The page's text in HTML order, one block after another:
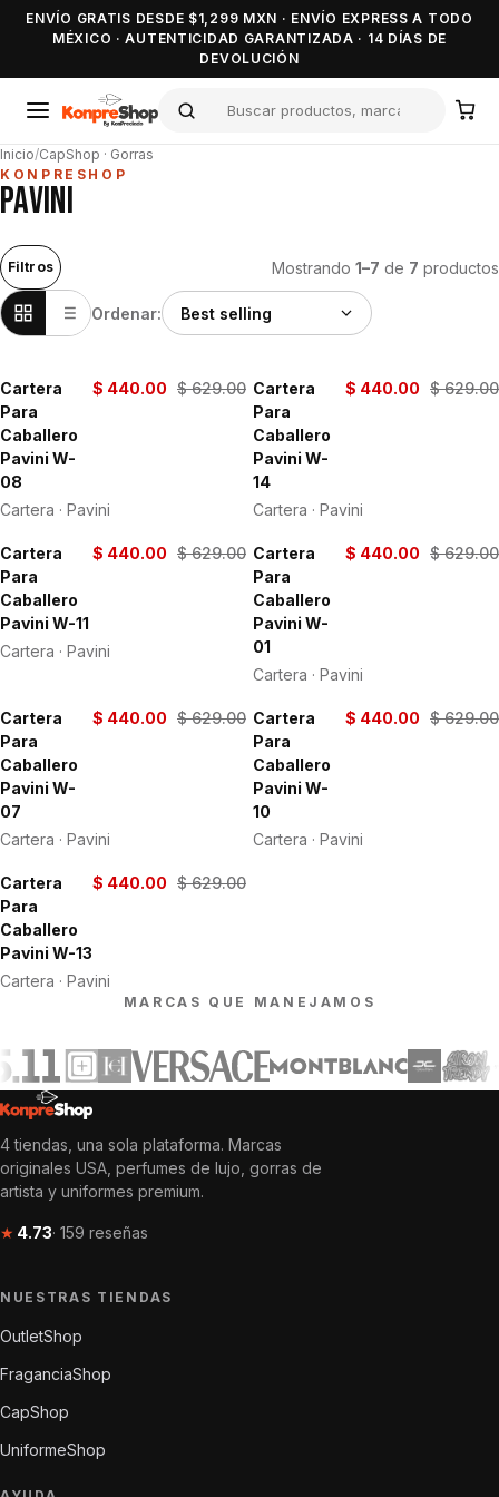
ENVÍO GRATIS DESDE $1,299 MXN · ENVÍO EXPRESS A TODO
MÉXICO · AUTENTICIDAD GARANTIZADA · 14 DÍAS DE
DEVOLUCIÓN
Inicio/CapShop · Gorras
KONPRESHOP
PAVINI
Filtros Mostrando 1–7 de 7 productos
Ordenar:
-30%
Cartera
Para
Caballero
Pavini W-
08
$ 440.00 $ 629.00
Cartera · Pavini
-30%
Cartera
Para
Caballero
Pavini W-
14
$ 440.00 $ 629.00
Cartera · Pavini
-30%
Cartera
Para
Caballero
Pavini W-11
$ 440.00 $ 629.00
Cartera · Pavini
-30%
Cartera
Para
Caballero
Pavini W-
01
$ 440.00 $ 629.00
Cartera · Pavini
-30%
Cartera
Para
Caballero
Pavini W-
07
$ 440.00 $ 629.00
Cartera · Pavini
-30%
Cartera
Para
Caballero
Pavini W-
10
$ 440.00 $ 629.00
Cartera · Pavini
-30%
Cartera
Para
Caballero
Pavini W-13
$ 440.00 $ 629.00
Cartera · Pavini
MARCAS QUE MANEJAMOS
4 tiendas, una sola plataforma. Marcas
originales USA, perfumes de lujo, gorras de
artista y uniformes premium.
★ 4.73· 159 reseñas
NUESTRAS TIENDAS
OutletShop
FraganciaShop
CapShop
UniformeShop